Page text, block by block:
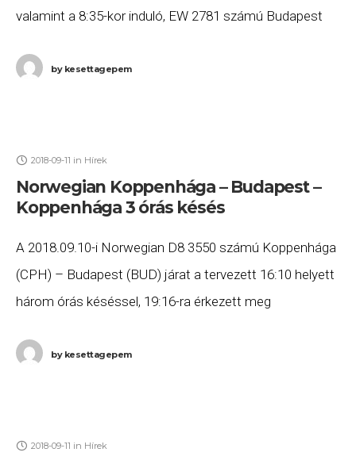
valamint a 8:35-kor induló, EW 2781 számú Budapest
bykesettagepem
2018-09-11 in Hírek
Norwegian Koppenhága – Budapest –
Koppenhága 3 órás késés
A 2018.09.10-i Norwegian D8 3550 számú Koppenhága
(CPH) – Budapest (BUD) járat a tervezett 16:10 helyett
három órás késéssel, 19:16-ra érkezett meg
bykesettagepem
2018-09-11 in Hírek